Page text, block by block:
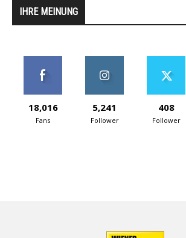
IHRE MEINUNG
18,016
Fans
5,241
Follower
408
Follower